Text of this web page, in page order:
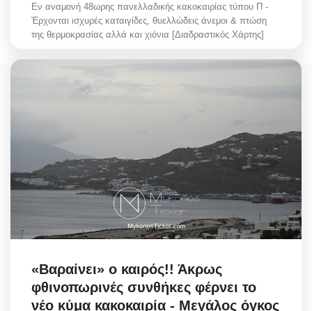
Εν αναμονή 48ωρης πανελλαδικής κακοκαιρίας τύπου Π -
Έρχονται ισχυρές καταιγίδες, θυελλώδεις άνεμοι & πτώση
της θερμοκρασίας αλλά και χιόνια [Διαδραστικός Χάρτης]
«Βαραίνει» ο καιρός!! Άκρως
φθινοπωρινές συνθήκες φέρνει το
νέο κύμα κακοκαιρία - Μεγάλος όγκος